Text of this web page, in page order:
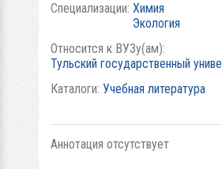
Специализации: Химия
Экология
Относится к ВУЗу(ам):
Тульский государственный
Каталоги: Учебная литература
Аннотация отсутствует